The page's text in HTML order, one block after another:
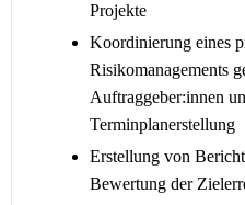
Projekte
Koordinierung eines
Risikomanagements
Auftraggeber:innen
Terminplanerstellung
Erstellung von
Bewertung der